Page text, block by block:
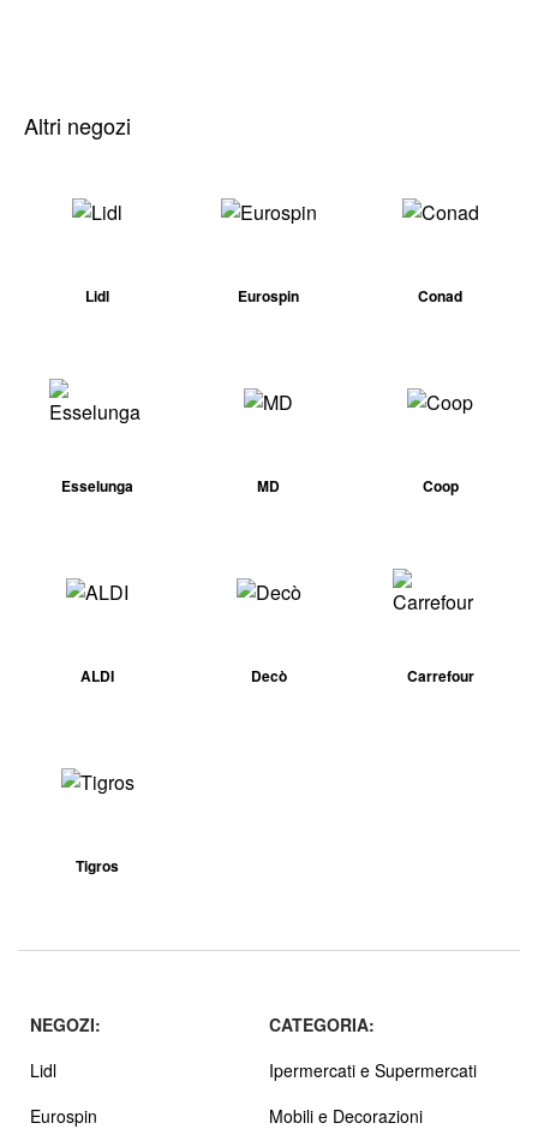
Altri negozi
Lidl Eurospin Conad
Esselunga MD Coop
ALDI Decò Carrefour
Tigros
NEGOZI:
Lidl
Eurospin
CATEGORIA:
Ipermercati e Supermercati
Mobili e Decorazioni